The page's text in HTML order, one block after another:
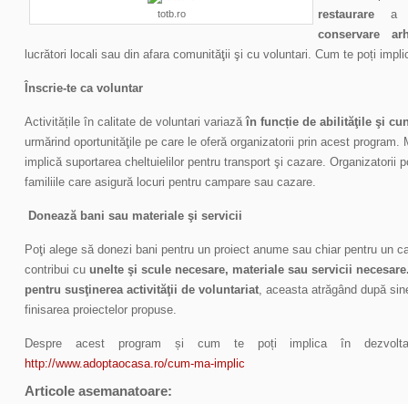
totb.ro
restaurare a
conservare
lucrători locali sau din afara comunităţii şi cu voluntari. Cum te poți
Înscrie-te ca voluntar
Activitățile în calitate de voluntari variazăîn funcție de abilităţile şi
urmărind oportunităţile pe care le oferă organizatorii prin acest program.
implică suportarea cheltuielilor pentru transport şi cazare. Organizatorii
familiile care asigură locuri pentru campare sau cazare.
Donează bani sau materiale şi servicii
Poţi alege să donezi bani pentru un proiect anume sau chiar pentru un
contribui cu unelte şi scule necesare, materiale sau servicii
pentru susţinerea activităţii de voluntariat, aceasta atrăgând după
finisarea proiectelor propuse.
Despre acest program și cum te poți implica în
http://www.adoptaocasa.ro/cum-ma-implic
Articole asemanatoare: